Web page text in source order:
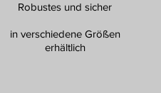
Robustes und sicher
in verschiedene Größen
erhältlich